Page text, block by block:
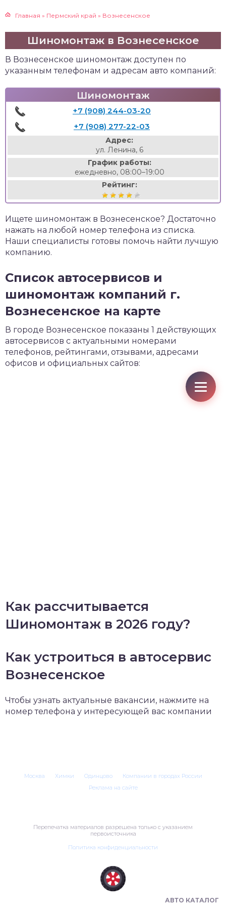
Главная » Пермский край » Вознесенское
Шиномонтаж в Вознесенское
В Вознесенское шиномонтаж доступен по
указанным телефонам и адресам авто компаний:
Шиномонтаж
+7 (908) 244-03-20
+7 (908) 277-22-03
Адрес:
ул. Ленина, 6
График работы:
ежедневно, 08:00–19:00
Рейтинг:
Ищете шиномонтаж в Вознесенское? Достаточно
нажать на любой номер телефона из списка.
Наши специалисты готовы помочь найти лучшую
компанию.
Список автосервисов и
шиномонтаж компаний г.
Вознесенское на карте
В городе Вознесенское показаны 1 действующих
автосервисов с актуальными номерами
телефонов, рейтингами, отзывами, адресами
офисов и официальных сайтов:
Как рассчитывается
Шиномонтаж в 2026 году?
Как устроиться в автосервис
Вознесенское
Чтобы узнать актуальные вакансии, нажмите на
номер телефона у интересующей вас компании
АВТО КАТАЛОГ
Москва Химки Одинцово
Компании в городах России
Реклама на сайте
Перепечатка материалов разрешена только с указанием
первоисточника
Политика конфиденциальности